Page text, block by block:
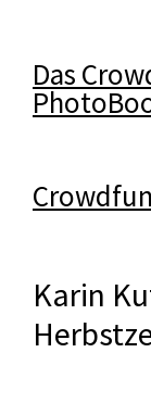
Das
Karin